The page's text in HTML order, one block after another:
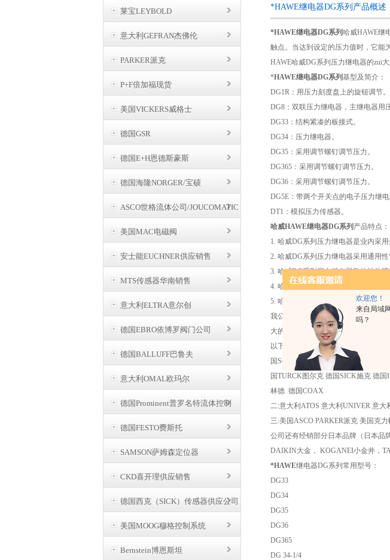
欢迎您！
来自局域
吗？
莱宝LEYBOLD
意大利GEFRAN杰佛伦
PARKER派克
P+F倍加福现货
美国VICKERS威格士
德国GSR
德国E+H恩德斯豪斯
德国海隆NORGER/宝硕
BUSCHJOST
ASCO世格流体公司/JOUCOMATIC
美国MAC电磁阀
安士能EUCHNER供应销售
MTS传感器华南销售
意大利ELTRA意尔创
德国EBRO依博罗阀门公司
德国BALLUFF巴鲁夫
意大利OMAL欧玛尔
德国Prominent普罗名特流体控制
德国FESTO费斯托
SAMSON萨姆森定位器
CKD喜开理供应销售
德国西克（SICK）传感器供应公司
美国MOOG穆格控制系统
Bernstein博恩斯坦
*HAWE继电器DG系列产品概述
*HAWE继电器DG系列哈威HAWE继
触点。当达到设定的压力值时，它能
HAWE哈威DG系列压力继电器的zui大
*HAWE继电器DG系列基型及简介：
DG1R：用压力刻度盘上的旋钮调节。
DG8：双联压力继电器，主继电器用
DG33：结构紧凑的板接式。
DG34：压力继电器。
DG35：采用调节螺钉调节压力。
DG365：采用调节螺钉调节压力。
DG36：采用调节螺钉调节压力。
DG5E：带两个开关点的电子压力继电
DT1：模拟压力传感器。
哈威HAWE继电器DG系列 产品特点：
1. 哈威DG系列压力继电器是业内采
2. 哈威DG系列压力继电器采用通用
3. 哈威DG系列压力继电器整体结构
4. 哈威DG系列压力继电器耐高温，
5. 哈威DG系列压力继电器使用寿命长
我公司专做欧美品牌，所有欧美品牌
大的利润空间。如有需要请直接或直
以下品牌是我公司优势品牌：一：德
国SCHMERSAL 德国NEGELE耐格
国TURCK图尔克 德国SICK施克 德
林德 德国COAX
二:意大利ATOS 意大利UNIVER 意
三:美国ASCO PARKER派克 美国克
公司还有经销部分日本品牌（日本品
DAIKIN大金， KOGANEI小金井，
*HAWE继电器DG系列常用型号：
DG33
DG34
DG35
DG36
DG365
DG 34-1/4